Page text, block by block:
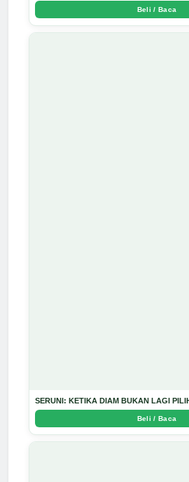
Beli / Baca
SERUNI: KETIKA DIAM BUKAN LAGI
Beli / Baca